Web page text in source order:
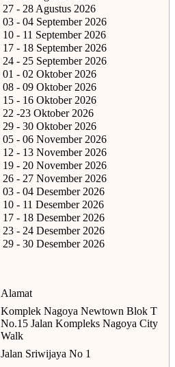
27 - 28 Agustus 2026
03 - 04 September 2026
10 - 11 September 2026
17 - 18 September 2026
24 - 25 September 2026
01 - 02 Oktober 2026
08 - 09 Oktober 2026
15 - 16 Oktober 2026
22 -23 Oktober 2026
29 - 30 Oktober 2026
05 - 06 November 2026
12 - 13 November 2026
19 - 20 November 2026
26 - 27 November 2026
03 - 04 Desember 2026
10 - 11 Desember 2026
17 - 18 Desember 2026
23 - 24 Desember 2026
29 - 30 Desember 2026
Alamat
Komplek Nagoya Newtown Blok T
No.15 Jalan Kompleks Nagoya City
Walk
Jalan Sriwijaya No 1